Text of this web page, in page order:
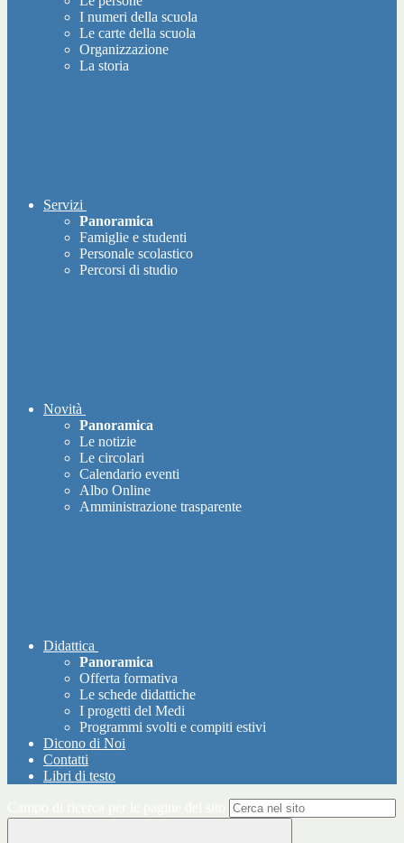
I numeri della scuola
Le carte della scuola
Organizzazione
La storia
Servizi
Panoramica
Famiglie e studenti
Personale scolastico
Percorsi di studio
Novità
Panoramica
Le notizie
Le circolari
Calendario eventi
Albo Online
Amministrazione trasparente
Didattica
Panoramica
Offerta formativa
Le schede didattiche
I progetti del Medi
Programmi svolti e compiti estivi
Dicono di Noi
Contatti
Libri di testo